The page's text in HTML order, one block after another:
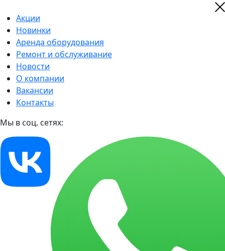
Акции
Новинки
Аренда оборудования
Ремонт и обслуживание
Новости
О компании
Вакансии
Контакты
Мы в соц. сетях: